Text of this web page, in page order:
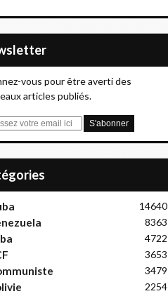
vous pour être averti des
articles publiés.
14640
8363
4722
3653
3479
2254